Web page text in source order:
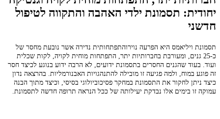
יחודית: תסמונת ילדי האהבה והתקווה לטיפול
חדשני
תסמונת ויליאמס היא הפרעה נוירוהתפתחותית נדירה אשר נובעת מחסר של
כ-25 גנים, ומעורבת בחברותיות יתר, התפתחות מוחית לקויה, לקות שכלית
ועוד. בעוד שהגנים החסרים בתסמונת ידועים, לא הרבה ידוע בנוגע לכיצד חסר
זה פוגע במוח, ולמה פגיעה זו מובילה להתנהגויות האבנורמליות. בהרצאה נדון
כיצד ניתן לחקור את התסמונת במחקר פסיכוביולוגי בסיסי, וכיצד מתוך הבנה
עמוקה זו בימים אלו נבדקת יעילותה של ככל הנראה תרופה חדשה לתסמונת.